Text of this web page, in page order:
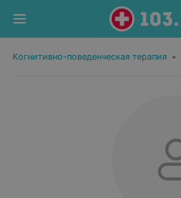
Когнитивно-поведенческая терапия •